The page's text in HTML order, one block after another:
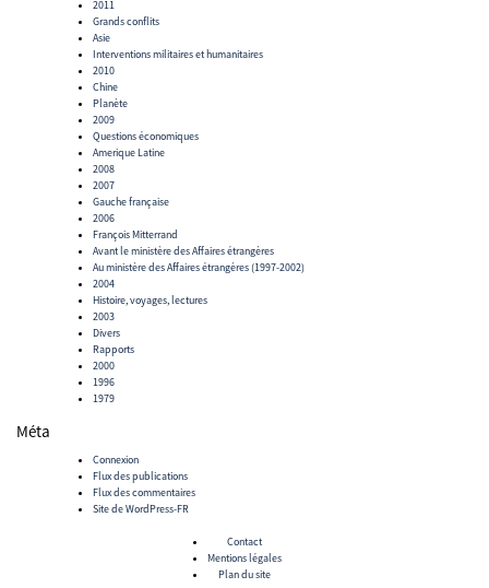
2011
Grands conflits
Asie
Interventions militaires et humanitaires
2010
Chine
Planète
2009
Questions économiques
Amerique Latine
2008
2007
Gauche française
2006
François Mitterrand
Avant le ministère des Affaires étrangères
Au ministère des Affaires étrangères (1997-2002)
2004
Histoire, voyages, lectures
2003
Divers
Rapports
2000
1996
1979
Méta
Connexion
Flux des publications
Flux des commentaires
Site de WordPress-FR
Contact
Mentions légales
Plan du site